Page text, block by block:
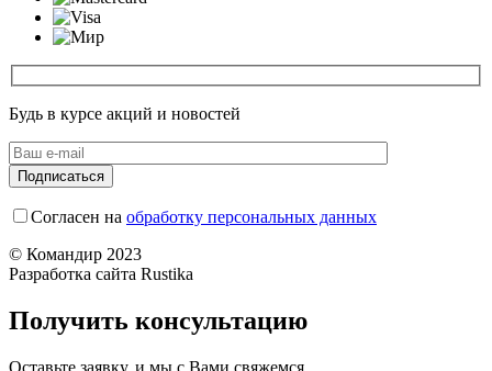
Будь в курсе акций и новостей
Согласен на обработку персональных данных
© Командир 2023
Разработка сайта Rustika
Получить консультацию
Оставьте заявку, и мы с Вами свяжемся